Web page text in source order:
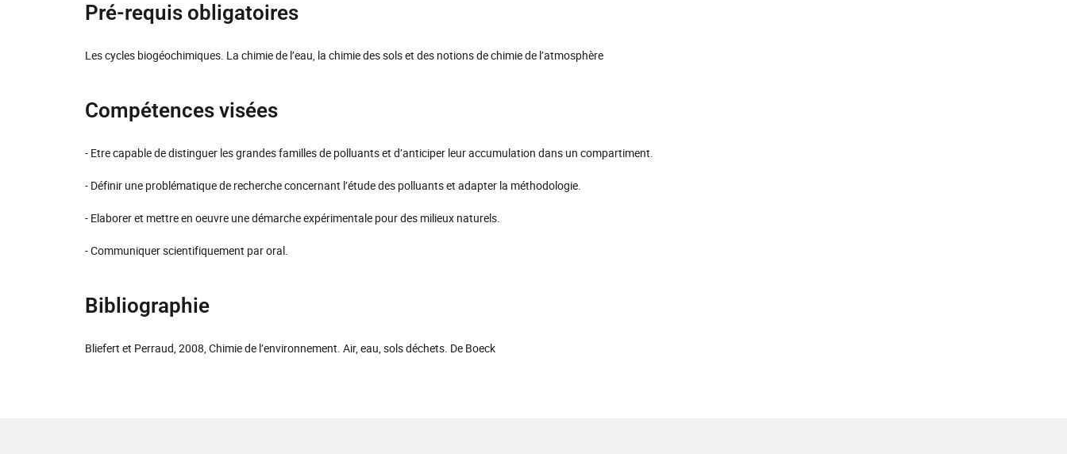
Pré-requis obligatoires
Les cycles biogéochimiques. La chimie de l’eau, la chimie des sols et des notions de chimie de l’atmosphère
Compétences visées
- Etre capable de distinguer les grandes familles de polluants et d’anticiper leur accumulation dans un compartiment.
- Définir une problématique de recherche concernant l’étude des polluants et adapter la méthodologie.
- Elaborer et mettre en oeuvre une démarche expérimentale pour des milieux naturels.
- Communiquer scientifiquement par oral.
Bibliographie
Bliefert et Perraud, 2008, Chimie de l’environnement. Air, eau, sols déchets. De Boeck